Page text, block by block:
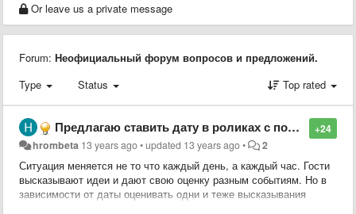
Or leave us a private message
Forum: Неофициальный форум вопросов и предложений.
Type
Status Top rated
+24
Предлагаю ставить дату в роликах с пометкой "повтор"
hrombeta 13 years ago•updated 13 years ago• 2
Ситуация меняется не то что каждый день, а каждый час. Гости
высказывают идеи и дают свою оценку разным событиям. Но в
зависимости от даты оценивать одни и теже высказывания